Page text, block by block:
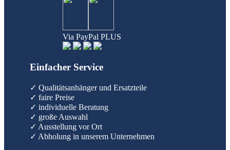
Via PayPal PLUS
Einfacher Service
✓ Qualitätsanhänger und Ersatzteile
✓ faire Preise
✓ individuelle Beratung
✓ große Auswahl
✓ Ausstellung vor Ort
✓ Abholung in unserem Unternehmen